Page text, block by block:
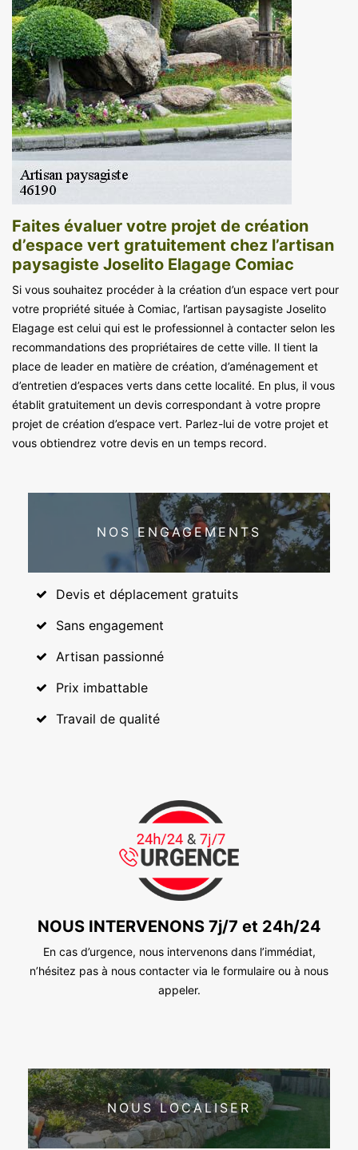
Faites évaluer votre projet de création
d’espace vert gratuitement chez l’artisan
paysagiste Joselito Elagage Comiac
Si vous souhaitez procéder à la création d’un espace vert pour
votre propriété située à Comiac, l’artisan paysagiste Joselito
Elagage est celui qui est le professionnel à contacter selon les
recommandations des propriétaires de cette ville. Il tient la
place de leader en matière de création, d’aménagement et
d’entretien d’espaces verts dans cette localité. En plus, il vous
établit gratuitement un devis correspondant à votre propre
projet de création d’espace vert. Parlez-lui de votre projet et
vous obtiendrez votre devis en un temps record.
NOS ENGAGEMENTS
Devis et déplacement gratuits
Sans engagement
Artisan passionné
Prix imbattable
Travail de qualité
NOUS INTERVENONS 7j/7 et 24h/24
En cas d’urgence, nous intervenons dans l’immédiat,
n’hésitez pas à nous contacter via le formulaire ou à nous
appeler.
NOUS LOCALISER